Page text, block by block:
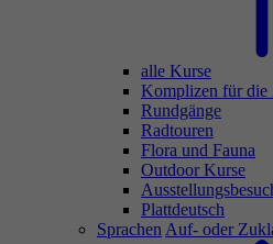
alle Kurse
Komplizen für die
Rundgänge
Radtouren
Flora und Fauna
Outdoor Kurse
Plattdeutsch
Sprachen Auf- oder